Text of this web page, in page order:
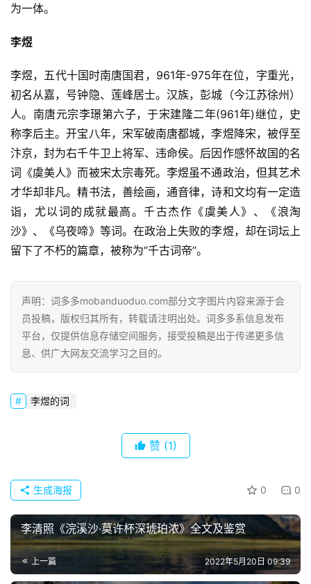
首
页
好
词
好
典
今
诗
词
常
用
注册
为一体。
李煜
李煜，五代十国时南唐国君，961年-975年在位，字重光，
初名从嘉，号钟隐、莲峰居士。汉族，彭城（今江苏徐州）
人。南唐元宗李璟第六子，于宋建隆二年(961年)继位，史
称李后主。开宝八年，宋军破南唐都城，李煜降宋，被俘至
汴京，封为右千牛卫上将军、违命侯。后因作感怀故国的名
词《虞美人》而被宋太宗毒死。李煜虽不通政治，但其艺术
才华却非凡。精书法，善绘画，通音律，诗和文均有一定造
诣，尤以词的成就最高。千古杰作《虞美人》、《浪淘
沙》、《乌夜啼》等词。在政治上失败的李煜，却在词坛上
留下了不朽的篇章，被称为“千古词帝”。
声明：词多多mobanduoduo.com部分文字图片内容来源于会
员投稿，版权归其所有，转载请注明出处。词多多系信息发布
平台，仅提供信息存储空间服务，接受投稿是出于传递更多信
息、供广大网友交流学习之目的。
李煜的词
赞 (1)
0 0
生成海报
李清照《浣溪沙·莫许杯深琥珀浓》全文及鉴赏
上一篇 2022年5月20日 09:39